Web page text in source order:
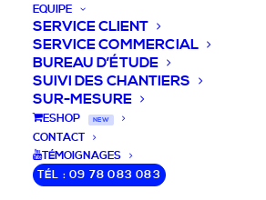
EQUIPE
SERVICE CLIENT
SERVICE COMMERCIAL
BUREAU D’ÉTUDE
SUIVI DES CHANTIERS
SUR-MESURE
ESHOP NEW
CONTACT
TÉMOIGNAGES
TÉL : 09 78 083 083
DEVIS / CONSEILS /
QUESTIONS